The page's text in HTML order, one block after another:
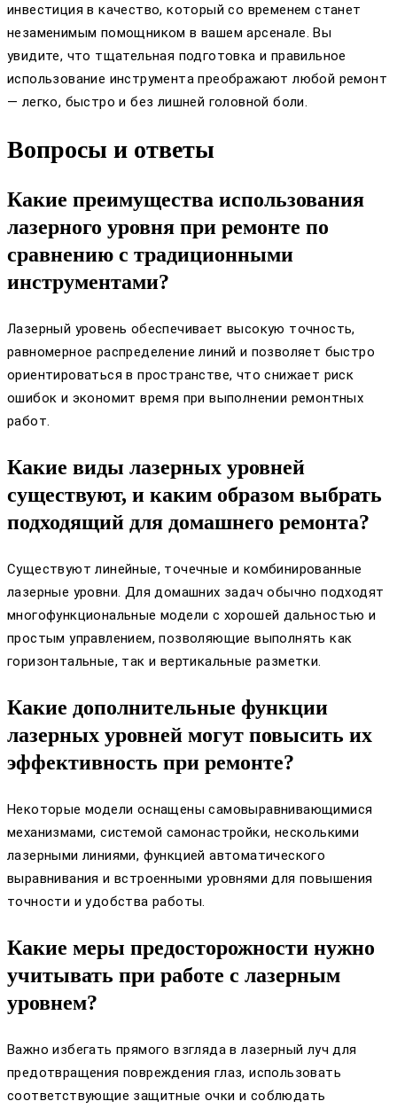
инвестиция в качество, который со временем станет
незаменимым помощником в вашем арсенале. Вы
увидите, что тщательная подготовка и правильное
использование инструмента преображают любой ремонт
— легко, быстро и без лишней головной боли.
Вопросы и ответы
Какие преимущества использования
лазерного уровня при ремонте по
сравнению с традиционными
инструментами?
Лазерный уровень обеспечивает высокую точность,
равномерное распределение линий и позволяет быстро
ориентироваться в пространстве, что снижает риск
ошибок и экономит время при выполнении ремонтных
работ.
Какие виды лазерных уровней
существуют, и каким образом выбрать
подходящий для домашнего ремонта?
Существуют линейные, точечные и комбинированные
лазерные уровни. Для домашних задач обычно подходят
многофункциональные модели с хорошей дальностью и
простым управлением, позволяющие выполнять как
горизонтальные, так и вертикальные разметки.
Какие дополнительные функции
лазерных уровней могут повысить их
эффективность при ремонте?
Некоторые модели оснащены самовыравнивающимися
механизмами, системой самонастройки, несколькими
лазерными линиями, функцией автоматического
выравнивания и встроенными уровнями для повышения
точности и удобства работы.
Какие меры предосторожности нужно
учитывать при работе с лазерным
уровнем?
Важно избегать прямого взгляда в лазерный луч для
предотвращения повреждения глаз, использовать
соответствующие защитные очки и соблюдать